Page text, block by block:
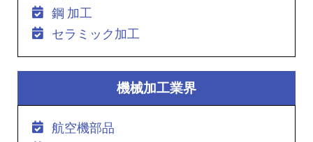
鋼 加工
セラミック加工
機械加工業界
航空機部品